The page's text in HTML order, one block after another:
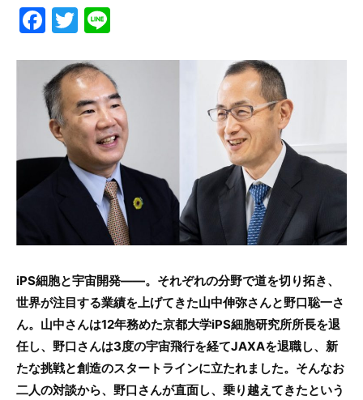
F
a
c
e
b
o
o
T
w
itt
er
e
iPS細胞と宇宙開発――。それぞれの分野で道を切り拓き、
世界が注目する業績を上げてきた山中伸弥さんと野口聡一さ
ん。山中さんは12年務めた京都大学iPS細胞研究所所長を退
任し、野口さんは3度の宇宙飛行を経てJAXAを退職し、新
たな挑戦と創造のスタートラインに立たれました。 そんなお
二人の対談から、野口さんが直面し、乗り越えてきたという